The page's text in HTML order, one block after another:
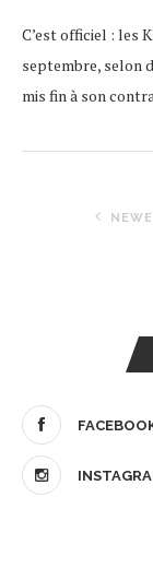
C’est officiel : les
septembre, selon
mis fin à son